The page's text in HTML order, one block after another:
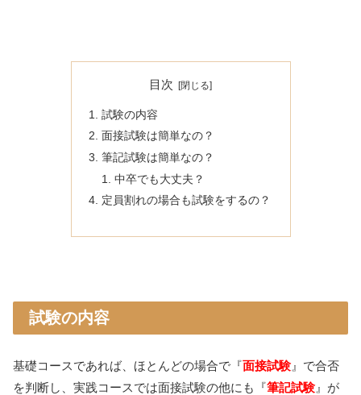
目次
試験の内容
面接試験は簡単なの？
筆記試験は簡単なの？
中卒でも大丈夫？
定員割れの場合も試験をするの？
試験の内容
基礎コースであれば、ほとんどの場合で『面接試験』で合否
を判断し、実践コースでは面接試験の他にも『筆記試験』が